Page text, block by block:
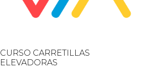
CURSO CARRETILLAS
ELEVADORAS